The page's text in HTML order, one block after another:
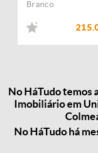
Branco
No HáTudo temos
Imobiliário em
No HáTudo há